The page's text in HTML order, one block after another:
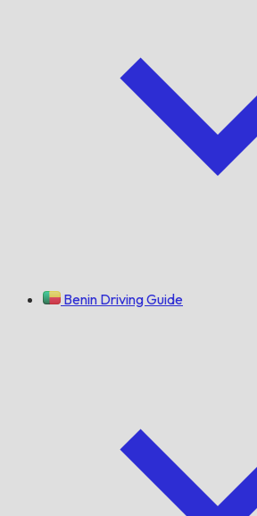
Benin Driving Guide